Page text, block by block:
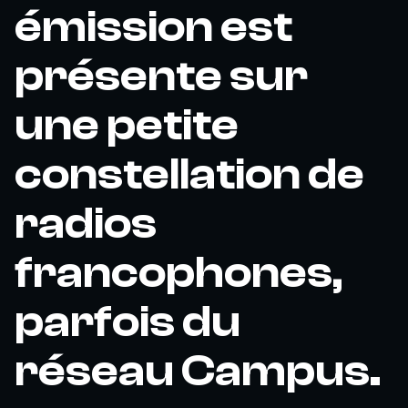
émission est
présente sur
une petite
constellation de
radios
francophones,
parfois du
réseau Campus.